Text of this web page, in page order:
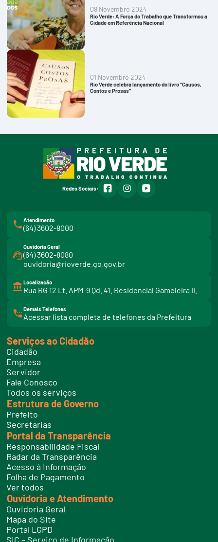
09 Novembro 2024
Rio Verde: A Força do Trabalho que Transformou a
Cidade em Referência Nacional
01 Novembro 2024
Rio Verde celebra lançamento do livro “Causos,
Contos e Prosas”
Redes Sociais: facebookinstagramyoutube
Atendimento
(64) 3602-8000
Ouvidoria Geral
(64) 3602-8080
ouvidoria@rioverde.go.gov.br
Localização
Rua RG 12 Lt. APM-9 Qd. 41. Residencial Gameleira II.
Demais Telefones
Acessar lista completa de telefones da Prefeitura
i
t
e
l
f
o
e
s
Serviços ao Cidadão
Cidadão
Empresa
Servidor
Fale Conosco
Todos os serviços
Estrutura de Governo
Prefeito
Secretarias
Portal da Transparência
Responsabilidade Fiscal
Radar da Transparência
Acesso à Informação
Folha de Pagamento
Ver todos
Ouvidoria e Atendimento
Ouvidoria Geral
Mapa do Site
Portal LGPD
SIC – Serviço de Informação